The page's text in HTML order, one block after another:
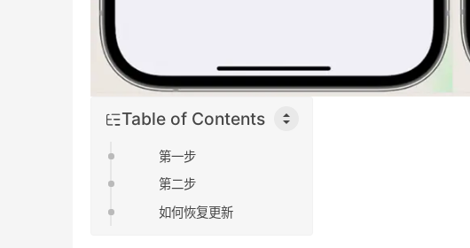
Table of Contents
第一步
第二步
如何恢复更新